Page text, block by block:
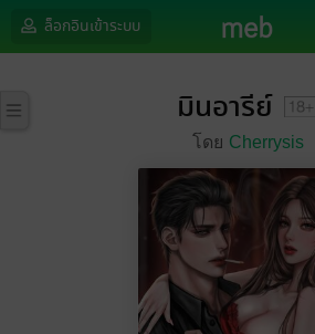
ล็อกอินเข้าระบบ
มินอารีย์
โดย Cherrysis